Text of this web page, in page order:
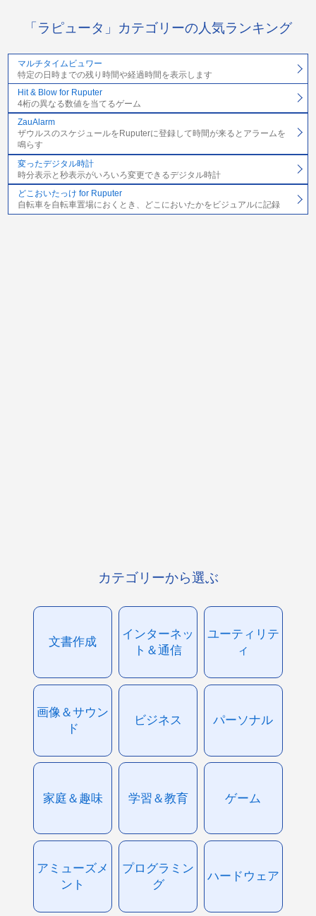
「ラピュータ」カテゴリーの人気ランキング
マルチタイムビュワー
特定の日時までの残り時間や経過時間を表示します
Hit & Blow for Ruputer
4桁の異なる数値を当てるゲーム
ZauAlarm
ザウルスのスケジュールをRuputerに登録して時間が来るとアラームを
鳴らす
変ったデジタル時計
時分表示と秒表示がいろいろ変更できるデジタル時計
どこおいたっけ for Ruputer
自転車を自転車置場におくとき、どこにおいたかをビジュアルに記録
カテゴリーから選ぶ
文書作成
インターネッ
ト＆通信
ユーティリテ
ィ
画像＆サウン
ド
ビジネス パーソナル
家庭＆趣味 学習＆教育 ゲーム
アミューズメ
ント
プログラミン
グ
ハードウェア